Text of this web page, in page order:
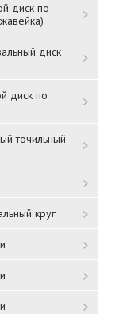
диск по
диск
диск по
точильный
круг